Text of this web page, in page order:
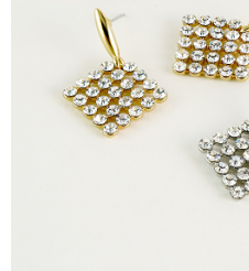
請求用戶進行身份認證。
５．嚴禁一人註冊多個帳號或使用
恩沛科技股份有限公司將有權停止該
國家/地區配送